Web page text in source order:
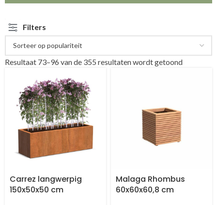
Filters
Resultaat 73–96 van de 355 resultaten wordt getoond
Carrez langwerpig
150x50x50 cm
Malaga Rhombus
60x60x60,8 cm